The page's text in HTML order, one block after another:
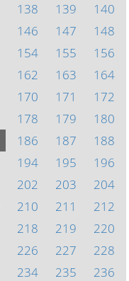
138 139
140
146 147
148
154 155
156
162 163
164
170 171
172
178 179
180
186 187
188
194 195
196
202 203
204
210 211
212
218 219
220
226 227
228
234 235
236